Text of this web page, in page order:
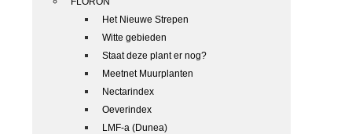
Het Nieuwe Strepen
Witte gebieden
Staat deze plant er nog?
Meetnet Muurplanten
Nectarindex
Oeverindex
LMF-a (Dunea)